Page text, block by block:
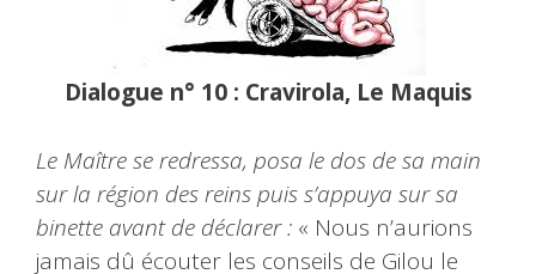
Dialogue n° 10 : Cravirola, Le Maquis
Le Maître se redressa, posa le dos de sa main
sur la région des reins puis s’appuya sur sa
binette avant de déclarer : « Nous n’aurions
jamais dû écouter les conseils de Gilou le